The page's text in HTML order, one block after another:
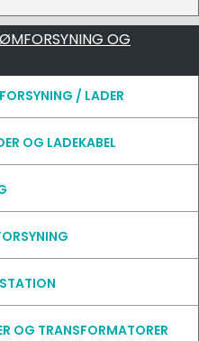
OG
/ LADER
OG LADEKABEL
OG TRANSFORMATORER